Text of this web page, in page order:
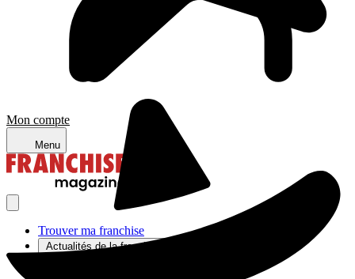
Mon compte
Menu
Trouver ma franchise
Actualités de la franchise